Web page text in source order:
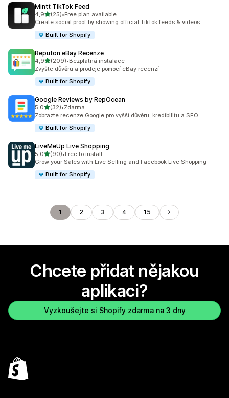
Mintt TikTok Feed
4,9z 5 hvězd
(25)
Celkový počet recenzí: 25
•Free plan available
Create social proof by showing official TikTok feeds & videos.
Built for Shopify
Reputon eBay Recenze
4,9z 5 hvězd
(209)
Celkový počet recenzí: 209
•Bezplatná instalace
Zvyšte důvěru a prodeje pomocí eBay recenzí
Built for Shopify
Google Reviews by RepOcean
5,0z 5 hvězd
(32)
Celkový počet recenzí: 32
•Zdarma
Zobrazte recenze Google pro vyšší důvěru, kredibilitu a SEO
Built for Shopify
LiveMeUp Live Shopping
5,0z 5 hvězd
(90)
Celkový počet recenzí: 90
•Free to install
Grow your Sales with Live Selling and Facebook Live Shopping
Built for Shopify
1 2 3 4 15
Chcete přidat nějakou
aplikaci?
Vyzkoušejte si Shopify zdarma na 3 dny